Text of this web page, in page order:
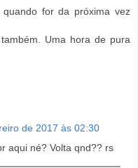
for da próxima vez
Uma hora de pura
de 2017 às 02:30
aqui né? Volta qnd?? rs